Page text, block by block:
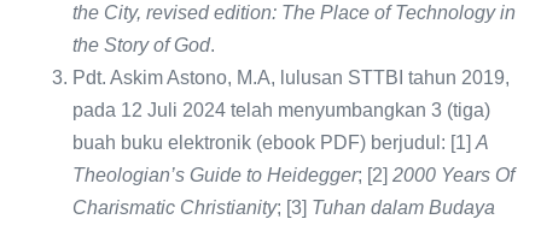
the City, revised edition: The Place of Technology in
the Story of God.
Pdt. Askim Astono, M.A, lulusan STTBI tahun 2019,
pada 12 Juli 2024 telah menyumbangkan 3 (tiga)
buah buku elektronik (ebook PDF) berjudul: [1] A
Theologian’s Guide to Heidegger; [2] 2000 Years Of
Charismatic Christianity; [3] Tuhan dalam Budaya